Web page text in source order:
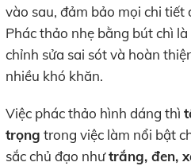
vào sau, đảm bảo mọi chi tiết
Phác thảo nhẹ bằng bút chì
chỉnh sửa sai sót và hoàn
nhiều khó khăn.
Việc phác thảo hình dáng thì
trọng trong việc làm nổi bật
sắc chủ đạo nhưtrắng, đen,